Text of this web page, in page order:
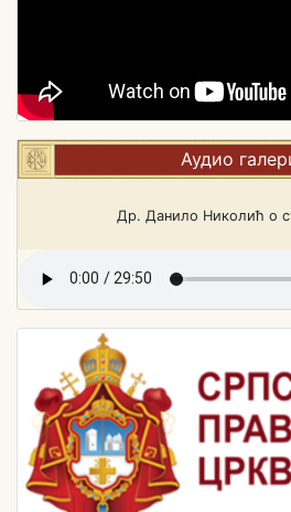
Аудио
Др. Данило Николић о